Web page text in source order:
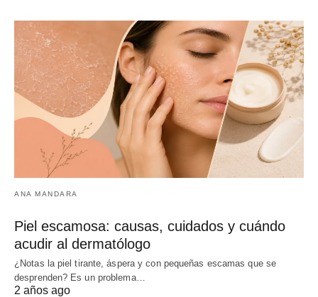
ANA MANDARA
Piel escamosa: causas, cuidados y cuándo
acudir al dermatólogo
¿Notas la piel tirante, áspera y con pequeñas escamas que se
desprenden? Es un problema…
2 años ago